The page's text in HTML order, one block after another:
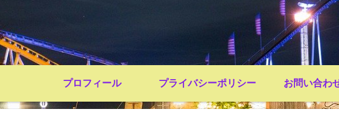
プロフィール プライバシーポリシー お問い合わ